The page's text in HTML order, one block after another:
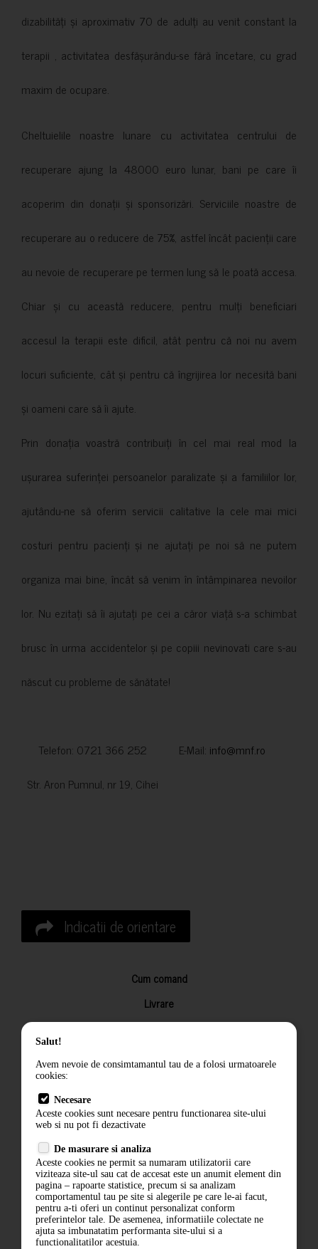
dizabilități și aproximativ 70 de adulți au venit constant la
terapii , activitatea desfășurându-se fără încetare, cu grad
maxim de ocupare.
Cheltuielile noastre lunare cu activitatea centrului de
recuperare ajung la 48000 euro lunar, bani pe care îi
acoperim din donații și sponsorizări. Serviciile noastre de
recuperare au o reducere de 75%, astfel încât pacienții care
au nevoie de recuperare pe termen lung să le poată accesa.
Chiar și cu această reducere, pentru mulți beneficiari
accesul la terapii este dificil, atât pentru că noi nu avem
locuri suficiente, cât și pentru că îngrijirea lor necesită bani
și oameni care să îi ajute.
Prin donația voastră contribuiți în cel mai real mod la
ușurarea suferinței persoanelor paralizate și a familiilor lor,
ajutându-ne să oferim servicii calitative la cele mai mici
costuri pentru pacienți și ne ajutați pe noi să ne putem
organiza mai bine, încât să venim în întâmpinarea nevoilor
lor. Nu ezitați să îi ajutați pe cei a căror viață s-a schimbat
brusc în urma accidentelor și pe copiii nevinovati care s-au
născut cu probleme de sănătate!
Telefon: 0721 366 252 E-Mail: info@mnf.ro
Str. Aron Pumnul, nr 19, Cihei
Indicatii de orientare
Cum comand
Livrare
Returnarea produselor
Termeni si conditii
Politica de confidentialitate
ANPC
Salut!
Avem nevoie de consimtamantul tau de a folosi urmatoarele
cookies:
Necesare
Aceste cookies sunt necesare pentru functionarea site-ului
web si nu pot fi dezactivate
De masurare si analiza
Aceste cookies ne permit sa numaram utilizatorii care
viziteaza site-ul sau cat de accesat este un anumit element din
pagina – rapoarte statistice, precum si sa analizam
comportamentul tau pe site si alegerile pe care le-ai facut,
pentru a-ti oferi un continut personalizat conform
preferintelor tale. De asemenea, informatiile colectate ne
ajuta sa imbunatatim performanta site-ului si a
functionalitatilor acestuia.